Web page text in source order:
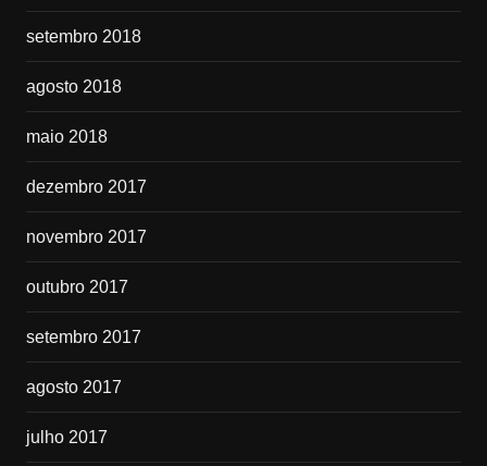
setembro 2018
agosto 2018
maio 2018
dezembro 2017
novembro 2017
outubro 2017
setembro 2017
agosto 2017
julho 2017